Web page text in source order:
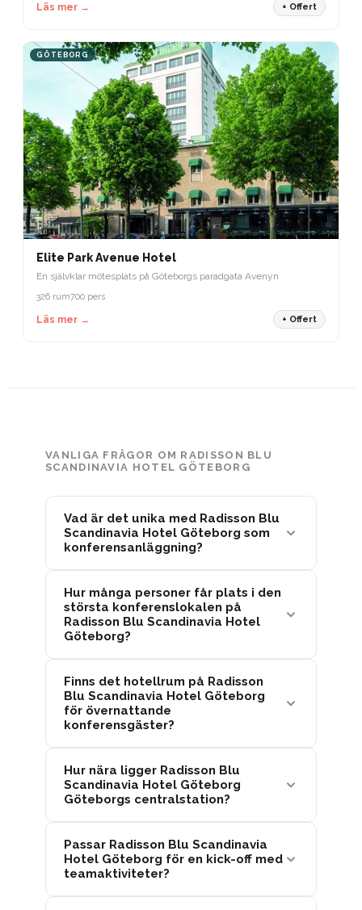
Läs mer → + Offert
GÖTEBORG
Elite Park Avenue Hotel
En självklar mötesplats på Göteborgs paradgata Avenyn
326 rum700 pers
Läs mer → + Offert
VANLIGA FRÅGOR OM RADISSON BLU
SCANDINAVIA HOTEL GÖTEBORG
Vad är det unika med Radisson Blu
Scandinavia Hotel Göteborg som
konferensanläggning?
Hur många personer får plats i den
största konferenslokalen på
Radisson Blu Scandinavia Hotel
Göteborg?
Finns det hotellrum på Radisson
Blu Scandinavia Hotel Göteborg
för övernattande
konferensgäster?
Hur nära ligger Radisson Blu
Scandinavia Hotel Göteborg
Göteborgs centralstation?
Passar Radisson Blu Scandinavia
Hotel Göteborg för en kick-off med
teamaktiviteter?